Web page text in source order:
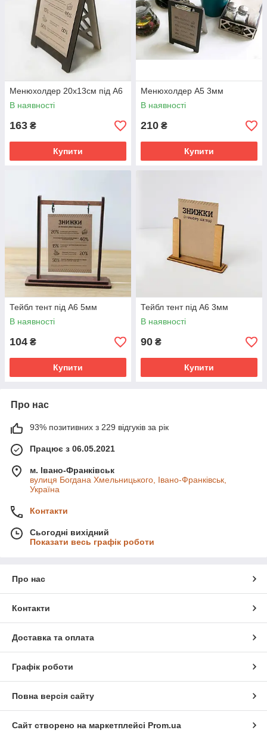
Менюхолдер 20х13см під А6
В наявності
163 ₴
Купити
Менюхолдер А5 3мм
В наявності
210 ₴
Купити
Тейбл тент під А6 5мм
В наявності
104 ₴
Купити
Тейбл тент під А6 3мм
В наявності
90 ₴
Купити
Про нас
93% позитивних з 229 відгуків за рік
Працює з 06.05.2021
м. Івано-Франківськ
вулиця Богдана Хмельницького, Івано-Франківськ,
Україна
Контакти
Сьогодні вихідний
Показати весь графік роботи
Про нас
Контакти
Доставка та оплата
Графік роботи
Повна версія сайту
Сайт створено на маркетплейсі Prom.ua